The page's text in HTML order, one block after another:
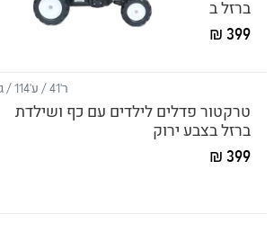
ברזל בצבע אדום דגם
399 ₪
ר'41 / ע'114 / ג'52
טרקטור פדלים לילדים עם כף ושילדת
ברזל בצבע ירוק
399 ₪